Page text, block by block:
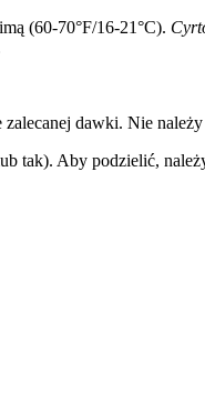
(60-70°F/16-21°C).
dawki. Nie
Aby podzielić,